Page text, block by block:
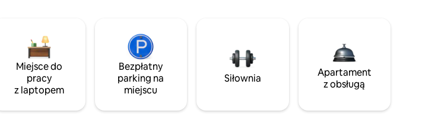
Miejsce do
pracy
z laptopem
Bezpłatny
parking na
miejscu
Siłownia
Apartament
z obsługą